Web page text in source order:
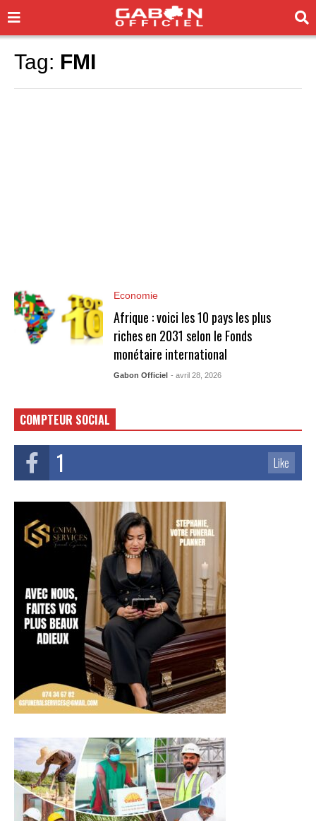
Tag: FMI
Economie
Afrique : voici les 10 pays les plus
riches en 2031 selon le Fonds
monétaire international
Gabon Officiel - avril 28, 2026
COMPTEUR SOCIAL
1 Like